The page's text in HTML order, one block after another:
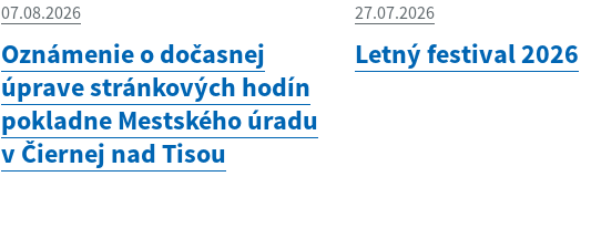
07.08.2026
Oznámenie o dočasnej
úprave stránkových hodín
pokladne Mestského úradu
v Čiernej nad Tisou
27.07.2026
Letný festival 2026